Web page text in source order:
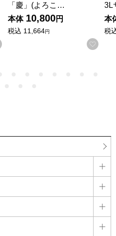
お気に入りに登録する
「慶」(よろこ…
本体 10,800円
税込 11,664円
お気
3L
本
税
詳
詳
詳
詳